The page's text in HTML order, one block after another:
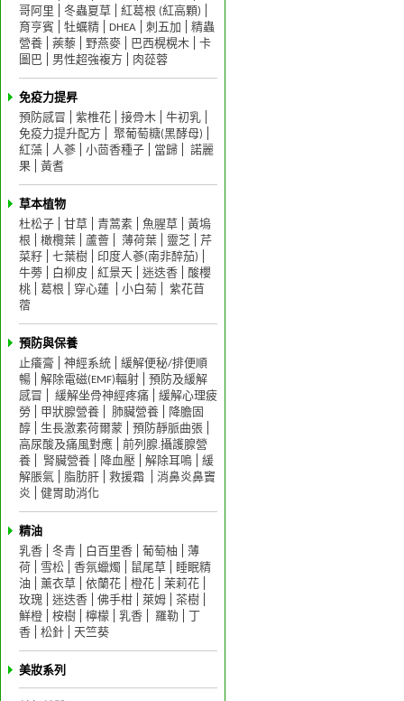
哥阿里
冬蟲夏草
紅葛根 (紅高顆)
育亨賓
牡蠣精 DHEA 刺五加
精蟲
營養
蒺藜 野燕麥 巴西榥榥木
卡
圖巴
男性超強複方 肉蓯蓉
免疫力提昇
預防感冒
紫椎花 接骨木
牛初乳
免疫力提升配方
聚葡萄糖(黑酵母)
紅藻
人蔘 小茴香種子 當歸
諾麗
果
黃耆
草本植物
杜松子
甘草 青蒿素 魚腥草
黃塢
根
橄欖葉 蘆薈 薄荷葉 靈芝
芹
菜籽
七葉樹
印度人蔘(南非醉茄)
牛蒡
白柳皮 紅景天 迷迭香
酸櫻
桃
葛根 穿心蓮 小白菊
紫花苜
蓿
預防與保養
止癢膏
神經系統
緩解便秘/排便順
暢
解除電磁(EMF)輻射
預防及緩解
感冒
緩解坐骨神經疼痛
緩解心理疲
勞
甲狀腺營養 肺臟營養
降膽固
醇
生長激素荷爾蒙
預防靜脈曲張
高尿酸及痛風對應
前列腺.攝護腺營
養
腎臟營養 降血壓 解除耳鳴
緩
解脹氣
脂肪肝 救援霜
消鼻炎鼻竇
炎
健胃助消化
精油
乳香
冬青 白百里香 葡萄柚
薄
荷
雪松 香氛蠟燭 鼠尾草
睡眠精
油
薰衣草 依蘭花 橙花
茉莉花
玫瑰
迷迭香 佛手柑 萊姆
茶樹
鮮橙
桉樹 檸檬 乳香 羅勒
香
松針 天竺葵
美妝系列